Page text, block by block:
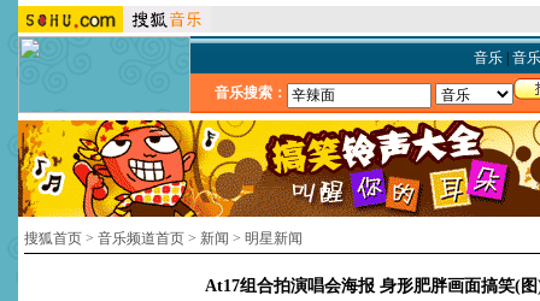
音乐| 音
音乐搜索：
搜狐首页 > 音乐频道首页 > 新闻 > 明星新闻
At17组合拍演唱会海报 身形肥胖画面搞笑(图